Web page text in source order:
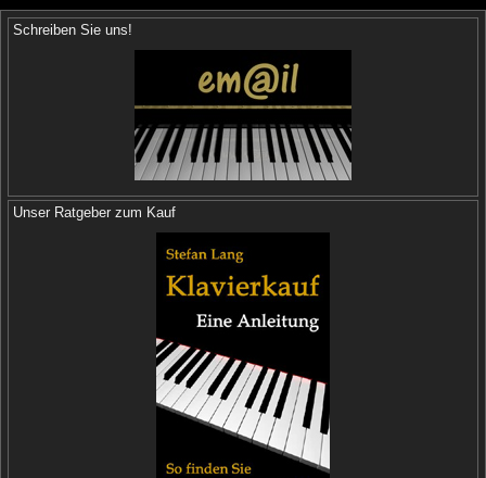
Schreiben Sie uns!
Unser Ratgeber zum Kauf